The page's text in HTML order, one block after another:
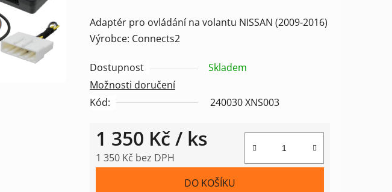
je
0,0
5
hvězdiček.
Adaptér pro ovládání na volantu NISSAN (2009-2016)
Výrobce: Connects2
Dostupnost
Skladem
Možnosti doručení
Kód:
240030 XNS003
1 350 Kč / ks
1 350 Kč bez DPH
DO KOŠÍKU